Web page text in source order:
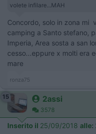
volete infilare...MAH
Concordo, solo in zona mi
camping a Santo stefano,
Imperia, Area sosta a san
cesso...eppure x molti era
mare
ronza75
15 2assi
3578
Inserito il 25/09/2018 alle: